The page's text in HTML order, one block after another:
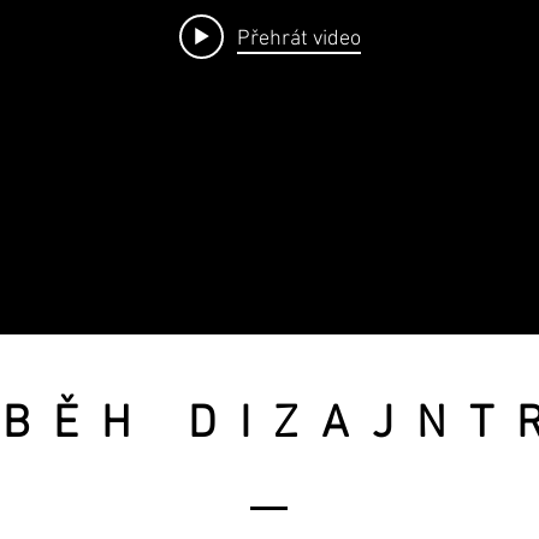
Přehrát video